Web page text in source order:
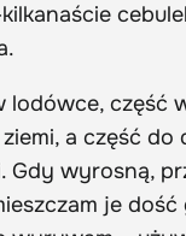
lodówce, część
a część do
Gdy wyrosną,
je dość